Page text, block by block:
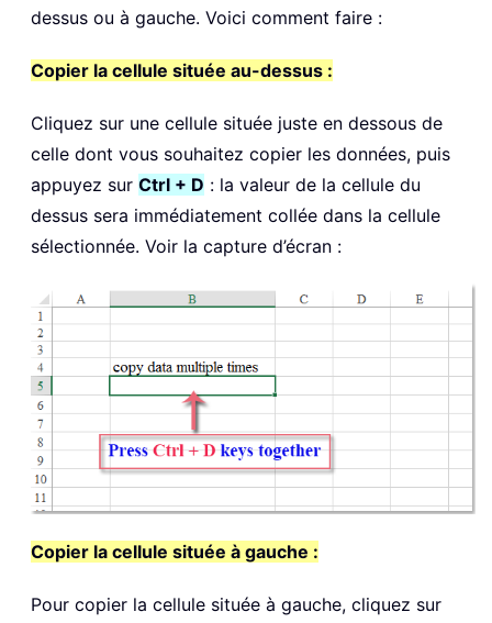
dessus ou à gauche. Voici comment faire :
Copier la cellule située au-dessus :
Cliquez sur une cellule située juste en dessous de
celle dont vous souhaitez copier les données, puis
appuyez sur Ctrl + D : la valeur de la cellule du
dessus sera immédiatement collée dans la cellule
sélectionnée. Voir la capture d’écran :
Copier la cellule située à gauche :
Pour copier la cellule située à gauche, cliquez sur